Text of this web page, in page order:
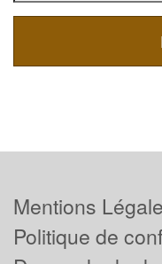
Mentions
Politique de